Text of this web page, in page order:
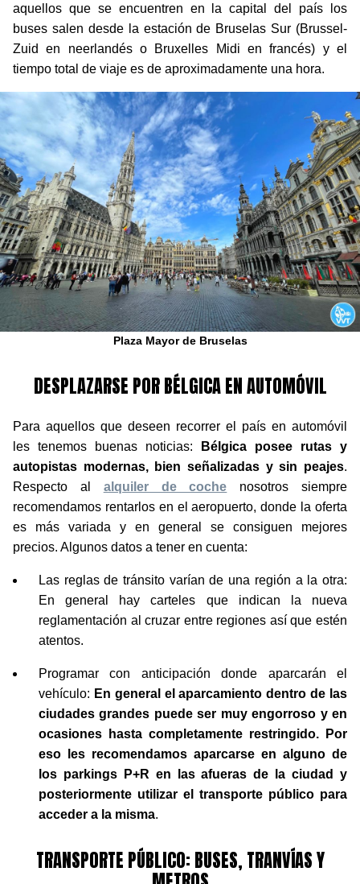
aquellos que se encuentren en la capital del país los
buses salen desde la estación de Bruselas Sur (Brussel-
Zuid en neerlandés o Bruxelles Midi en francés) y el
tiempo total de viaje es de aproximadamente una hora.
Plaza Mayor de Bruselas
DESPLAZARSE POR BÉLGICA EN AUTOMÓVIL
Para aquellos que deseen recorrer el país en automóvil
les tenemos buenas noticias:
Bélgica posee rutas y
autopistas modernas, bien señalizadas y sin peajes.
Respecto al alquiler de coche nosotros siempre
recomendamos rentarlos en el aeropuerto, donde la oferta
es más variada y en general se consiguen mejores
precios. Algunos datos a tener en cuenta:
Las reglas de tránsito varían de una región a la otra:
En general hay carteles que indican la nueva
reglamentación al cruzar entre regiones así que estén
atentos.
Programar con anticipación donde aparcarán el
vehículo: En general el aparcamiento dentro de las
ciudades grandes puede ser muy engorroso y en
ocasiones hasta completamente restringido. Por
eso les recomendamos aparcarse en alguno de
los parkings P+R en las afueras de la ciudad y
posteriormente utilizar el transporte público para
acceder a la misma.
TRANSPORTE PÚBLICO: BUSES, TRANVÍAS Y